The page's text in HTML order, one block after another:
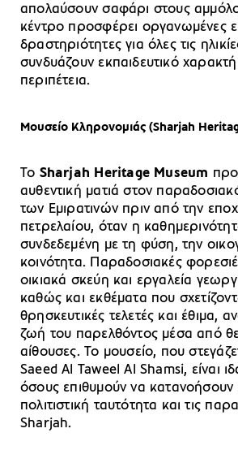
απολαύσουν σαφάρι στους
κέντρο προσφέρει οργανωμένες
δραστηριότητες για όλες τις
συνδυάζουν εκπαιδευτικό
περιπέτεια.
Μουσείο Κληρονομιάς (Sharjah
Το Sharjah Heritage Museum
αυθεντική ματιά στον
των Εμιρατινών πριν από την
πετρελαίου, όταν η
συνδεδεμένη με τη φύση, την
κοινότητα. Παραδοσιακές
οικιακά σκεύη και εργαλεία
καθώς και εκθέματα που
θρησκευτικές τελετές και έθιμα,
ζωή του παρελθόντος μέσα από
αίθουσες. Το μουσείο, που
Saeed Al Taweel Al Shamsi, είναι
όσους επιθυμούν να κατανοήσουν
πολιτιστική ταυτότητα και τις
Sharjah.